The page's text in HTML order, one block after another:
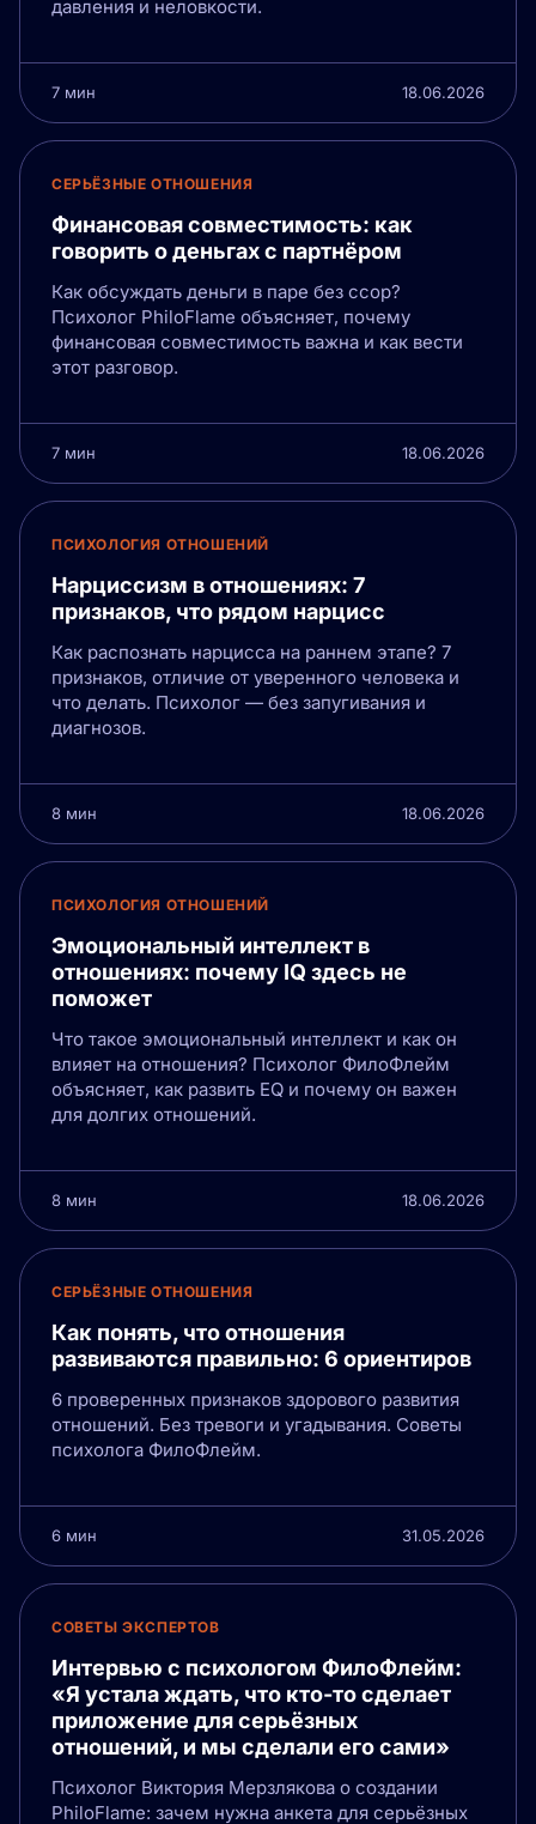
давления и неловкости.
7 мин 18.06.2026
СЕРЬЁЗНЫЕ ОТНОШЕНИЯ
Финансовая совместимость: как
говорить о деньгах с партнёром
Как обсуждать деньги в паре без ссор?
Психолог PhiloFlame объясняет, почему
финансовая совместимость важна и как вести
этот разговор.
7 мин 18.06.2026
ПСИХОЛОГИЯ ОТНОШЕНИЙ
Нарциссизм в отношениях: 7
признаков, что рядом нарцисс
Как распознать нарцисса на раннем этапе? 7
признаков, отличие от уверенного человека и
что делать. Психолог — без запугивания и
диагнозов.
8 мин 18.06.2026
ПСИХОЛОГИЯ ОТНОШЕНИЙ
Эмоциональный интеллект в
отношениях: почему IQ здесь не
поможет
Что такое эмоциональный интеллект и как он
влияет на отношения? Психолог ФилоФлейм
объясняет, как развить EQ и почему он важен
для долгих отношений.
8 мин 18.06.2026
СЕРЬЁЗНЫЕ ОТНОШЕНИЯ
Как понять, что отношения
развиваются правильно: 6 ориентиров
6 проверенных признаков здорового развития
отношений. Без тревоги и угадывания. Советы
психолога ФилоФлейм.
6 мин 31.05.2026
СОВЕТЫ ЭКСПЕРТОВ
Интервью с психологом ФилоФлейм:
«Я устала ждать, что кто-то сделает
приложение для серьёзных
отношений, и мы сделали его сами»
Психолог Виктория Мерзлякова о создании
PhiloFlame: зачем нужна анкета для серьёзных